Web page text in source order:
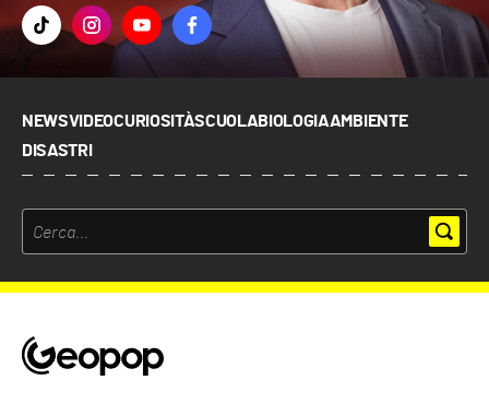
NEWSVIDEOCURIOSITÀSCUOLABIOLOGIAAMBIENTE
DISASTRI